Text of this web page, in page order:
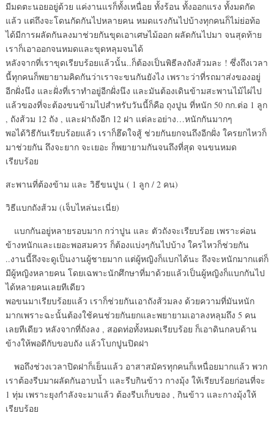
มีมดตะนอยอยู่ด้วย แค่งานแรก็ทั้งเหนื่อย ทั้งร้อน ทั้งออกแรง ทั้งมดกัด
แล้ว แต่ถึงจะโดนกัดกันไปหลายคน หมดแรงกันไปบ้างทุกคนก็ไม่ย่อท้อ
ได้มีการผลัดกันลงมาช่วยกันขุดเอาเศษไม้ออก ผลัดกันไปมา จนสุดท้าย
เราก็เอาออกจนหมดและขุดหลุมจนได้
หลังจากที่เราขุดเรียบร้อยแล้วนั้น..ก็ต้องเป็นพิธีลงถังส้วมละ ! ซึ่งถึงเวลา
นี้ทุกคนก็พยายามคิดกันว่าเราจะขนกันยังไง เพราะว่าที่รถมาส่งของอยู่
อีกฝั่งนึง และฝั่งที่เราทำอยู่อีกฝั่งนึง และมันต้องเดินข้ามสะพานไม้ไผ่ไป
แล้วของที่จะต้องขนข้ามไปสำหรับวันนี้ก็คือ ถุงปูน ที่หนัก 50 กก.ต่อ 1 ลูก
, ถังส้วม 12 ถัง , และฝาถังอีก 12 ฝา แต่ละอย่าง…หนักกันมากๆ
พอได้วิธีกันเรียบร้อยแล้ว เราก็ฮึดใจสู้ ช่วยกันยกจนถึงอีกฝั่ง ใครยกไหวก็
มาช่วยกัน ถึงจะยาก จะเยอะ ก็พยายามกันจนถึงที่สุด จนขนหมด
เรียบร้อย
สะพานที่ต้องข้าม และ วิธีขนปูน ( 1 ลูก / 2 คน)
วิธีแบกถังส้วม (เจ็บไหล่นะเนี่ย)
แบกกันอยู่หลายรอบมาก กว่าปูน และ ตัวถังจะเรียบร้อย เพราะค่อน
ข้างหนักและเยอะพอสมควร ก็ต้องแบ่งๆกันไปบ้าง ใครไหวก็ช่วยกัน
..งานนี้ถึงจะดูเป็นงานผู้ชายมาก แต่ผู้หญิงก็แบกได้นะ ถึงจะหนักมากแต่ก็
มีผู้หญิงหลายคน โดยเฉพาะนักศึกษาที่มาด้วยแล้วเป็นผู้หญิงก็แบกกันไป
ได้หลายคนเลยทีเดียว
พอขนมาเรียบร้อยแล้ว เราก็ช่วยกันเอาถังส้วมลง ด้วยความที่มันหนัก
มากเพราะฉะนั้นต้องใช้คนช่วยกันยกและพยายามเอาลงหลุมถึง 5 คน
เลยทีเดียว หลังจากที่ถังลง , สอดท่อทั้งหมดเรียบร้อย ก็เอาดินกลบด้าน
ข้างให้พอดีกับขอบถัง แล้วโบกปูนปิดฝา
พอถึงช่วงเวลาปิดฝาก็เย็นแล้ว อาสาสมัครทุกคนก็เหนื่อยมากแล้ว พวก
เราต้องรีบมาผลัดกันอาบน้ำ และรีบกินข้าว กางมุ้ง ให้เรียบร้อยก่อนที่จะ
1 ทุ่ม เพราะยุงกำลังจะมาแล้ว ต้องรีบเก็บของ , กินข้าว และกางมุ้งให้
เรียบร้อย